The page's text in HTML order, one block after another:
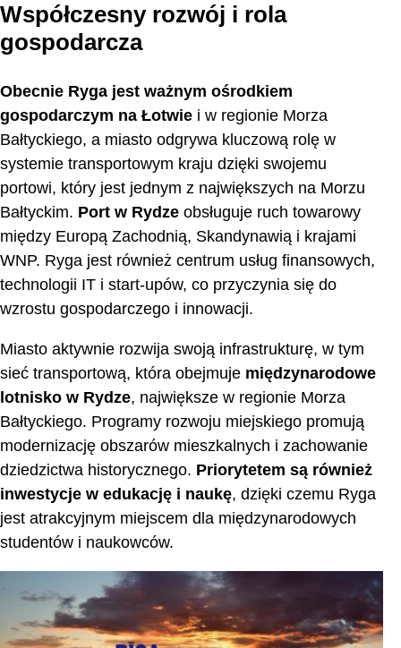
Współczesny rozwój i rola
gospodarcza
Obecnie Ryga jest ważnym ośrodkiem
gospodarczym na Łotwie i w regionie Morza
Bałtyckiego, a miasto odgrywa kluczową rolę w
systemie transportowym kraju dzięki swojemu
portowi, który jest jednym z największych na Morzu
Bałtyckim. Port w Rydze obsługuje ruch towarowy
między Europą Zachodnią, Skandynawią i krajami
WNP. Ryga jest również centrum usług finansowych,
technologii IT i start-upów, co przyczynia się do
wzrostu gospodarczego i innowacji.
Miasto aktywnie rozwija swoją infrastrukturę, w tym
sieć transportową, która obejmuje międzynarodowe
lotnisko w Rydze, największe w regionie Morza
Bałtyckiego. Programy rozwoju miejskiego promują
modernizację obszarów mieszkalnych i zachowanie
dziedzictwa historycznego. Priorytetem są również
inwestycje w edukację i naukę, dzięki czemu Ryga
jest atrakcyjnym miejscem dla międzynarodowych
studentów i naukowców.